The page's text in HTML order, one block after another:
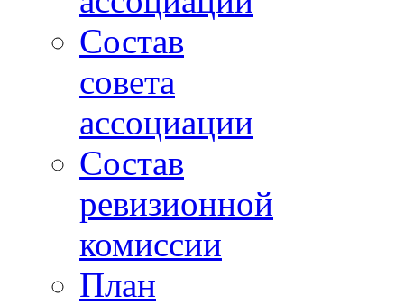
Состав
совета
ассоциации
Состав
ревизионной
комиссии
План